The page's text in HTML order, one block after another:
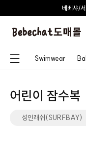
베베샤/
Swimwear
어린이 잠수복
성인래쉬(SURFBAY)